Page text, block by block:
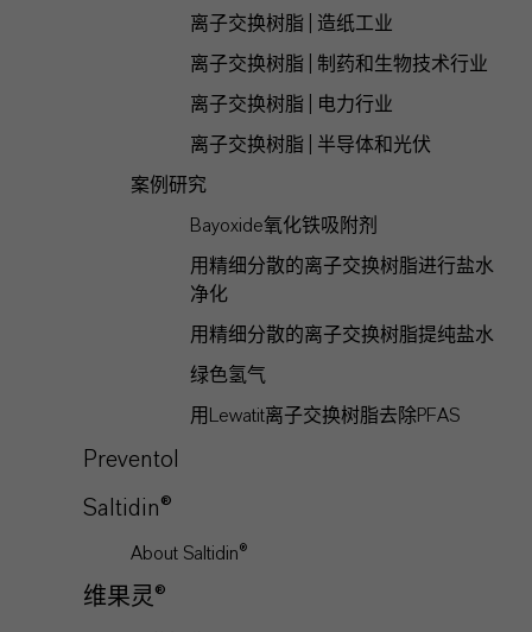
离子交换树脂 | 造纸工业
离子交换树脂 | 制药和生物技术行业
离子交换树脂 | 电力行业
离子交换树脂 | 半导体和光伏
案例研究
Bayoxide氧化铁吸附剂
用精细分散的离子交换树脂进行盐水
净化
用精细分散的离子交换树脂提纯盐水
绿色氢气
用Lewatit离子交换树脂去除PFAS
Preventol
Saltidin®
About Saltidin®
维果灵®